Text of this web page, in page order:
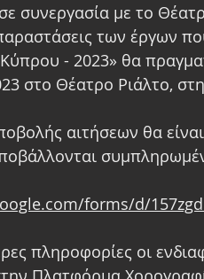
συνεργασία με το
των έργων
- 2023» θα
στο Θέατρο Ριάλτο,
αιτήσεων θα
forms/d/
πληροφορίες οι